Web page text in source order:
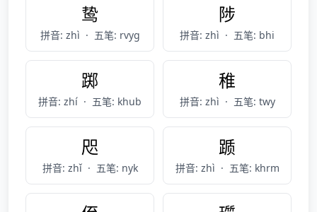
鸷
拼音: zhì · 五笔: rvyg
陟
拼音: zhì · 五笔: bhi
踯
拼音: zhí · 五笔: khub
稚
拼音: zhì · 五笔: twy
咫
拼音: zhǐ · 五笔: nyk
踬
拼音: zhì · 五笔: khrm